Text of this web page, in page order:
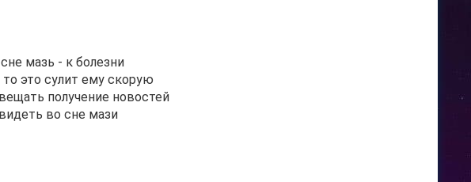
мазь - к болезни
это сулит ему скорую
получение новостей
во сне мази